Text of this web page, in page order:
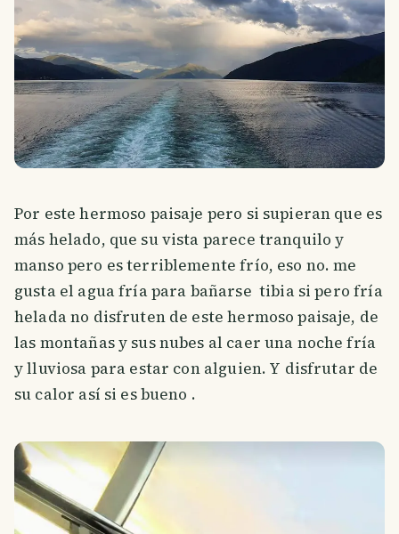
Por este hermoso paisaje pero si supieran que es
más helado, que su vista parece tranquilo y
manso pero es terriblemente frío, eso no. me
gusta el agua fría para bañarse tibia si pero fría
helada no disfruten de este hermoso paisaje, de
las montañas y sus nubes al caer una noche fría
y lluviosa para estar con alguien. Y disfrutar de
su calor así si es bueno .